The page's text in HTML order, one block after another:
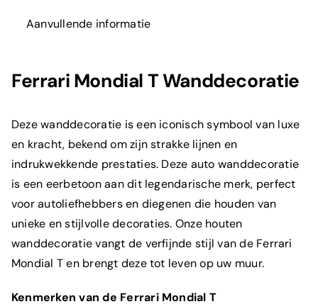
Aanvullende informatie
Ferrari Mondial T Wanddecoratie
Deze wanddecoratie is een iconisch symbool van luxe
en kracht, bekend om zijn strakke lijnen en
indrukwekkende prestaties. Deze auto wanddecoratie
is een eerbetoon aan dit legendarische merk, perfect
voor autoliefhebbers en diegenen die houden van
unieke en stijlvolle decoraties. Onze houten
wanddecoratie vangt de verfijnde stijl van de Ferrari
Mondial T en brengt deze tot leven op uw muur.
Kenmerken van de Ferrari Mondial T